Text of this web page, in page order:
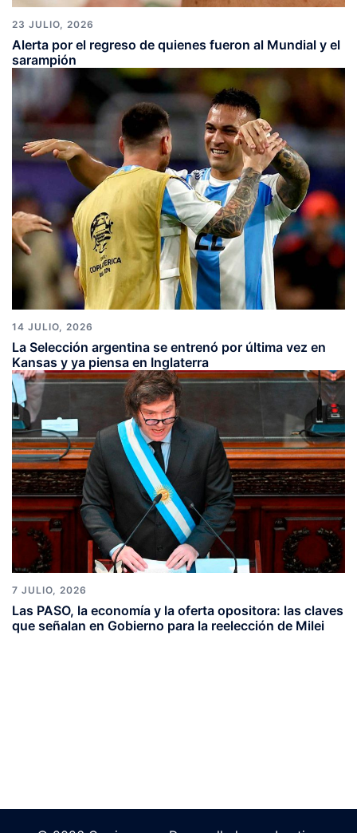
23 JULIO, 2026
Alerta por el regreso de quienes fueron al Mundial y el
sarampión
14 JULIO, 2026
La Selección argentina se entrenó por última vez en
Kansas y ya piensa en Inglaterra
7 JULIO, 2026
Las PASO, la economía y la oferta opositora: las claves
que señalan en Gobierno para la reelección de Milei